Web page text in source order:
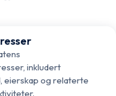
inkludert
eierskap og relaterte